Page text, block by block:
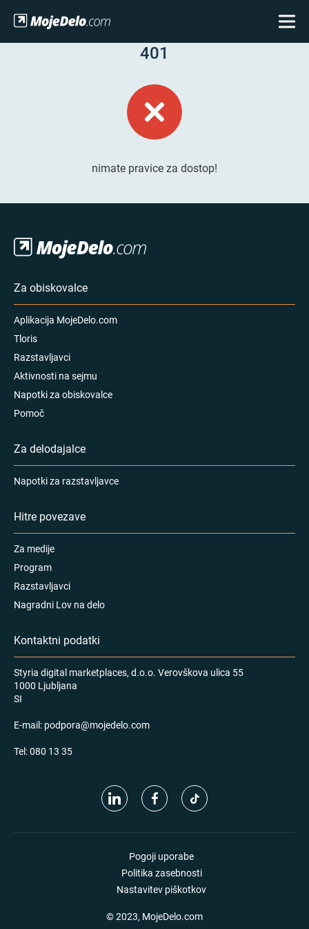
401
nimate pravice za dostop!
Za obiskovalce
Aplikacija MojeDelo.com
Tloris
Razstavljavci
Aktivnosti na sejmu
Napotki za obiskovalce
Pomoč
Za delodajalce
Napotki za razstavljavce
Hitre povezave
Za medije
Program
Razstavljavci
Nagradni Lov na delo
Kontaktni podatki
Styria digital marketplaces, d.o.o. Verovškova ulica 55
1000 Ljubljana
SI
E-mail: podpora@mojedelo.com
Tel:080 13 35
Pogoji uporabe
Politika zasebnosti
Nastavitev piškotkov
© 2023, MojeDelo.com